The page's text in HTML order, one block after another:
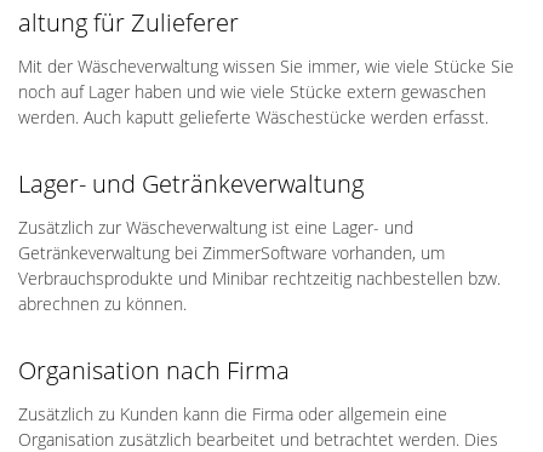
altung für Zulieferer
Mit der Wäscheverwaltung wissen Sie immer, wie viele Stücke Sie
noch auf Lager haben und wie viele Stücke extern gewaschen
werden. Auch kaputt gelieferte Wäschestücke werden erfasst.
Lager- und Getränkeverwaltung
Zusätzlich zur Wäscheverwaltung ist eine Lager- und
Getränkeverwaltung bei ZimmerSoftware vorhanden, um
Verbrauchsprodukte und Minibar rechtzeitig nachbestellen bzw.
abrechnen zu können.
Organisation nach Firma
Zusätzlich zu Kunden kann die Firma oder allgemein eine
Organisation zusätzlich bearbeitet und betrachtet werden. Dies